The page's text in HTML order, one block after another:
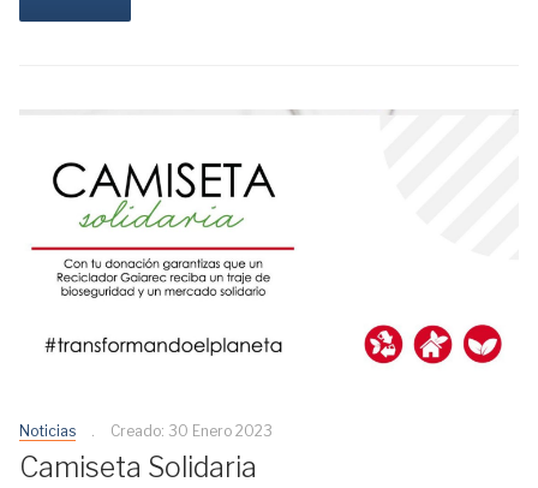
Noticias Creado: 30 Enero 2023
Camiseta Solidaria